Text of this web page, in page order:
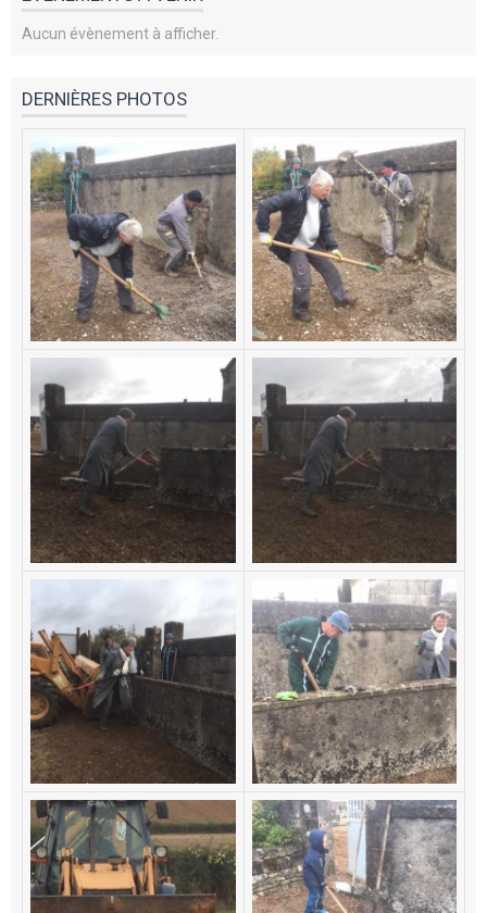
Aucun évènement à afficher.
DERNIÈRES PHOTOS